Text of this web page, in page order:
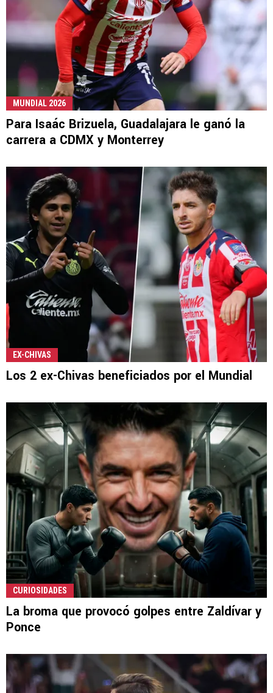
MUNDIAL 2026
Para Isaác Brizuela, Guadalajara le ganó la
carrera a CDMX y Monterrey
EX-CHIVAS
Los 2 ex-Chivas beneficiados por el Mundial
CURIOSIDADES
La broma que provocó golpes entre Zaldívar y
Ponce